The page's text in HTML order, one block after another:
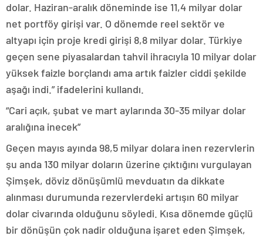
dolar. Haziran-aralık döneminde ise 11,4 milyar dolar
net portföy girişi var. O dönemde reel sektör ve
altyapı için proje kredi girişi 8,8 milyar dolar. Türkiye
geçen sene piyasalardan tahvil ihracıyla 10 milyar dolar
yüksek faizle borçlandı ama artık faizler ciddi şekilde
aşağı indi.” ifadelerini kullandı.
“Cari açık, şubat ve mart aylarında 30-35 milyar dolar
aralığına inecek”
Geçen mayıs ayında 98,5 milyar dolara inen rezervlerin
şu anda 130 milyar doların üzerine çıktığını vurgulayan
Şimşek, döviz dönüşümlü mevduatın da dikkate
alınması durumunda rezervlerdeki artışın 60 milyar
dolar civarında olduğunu söyledi. Kısa dönemde güçlü
bir dönüşün çok nadir olduğuna işaret eden Şimşek,